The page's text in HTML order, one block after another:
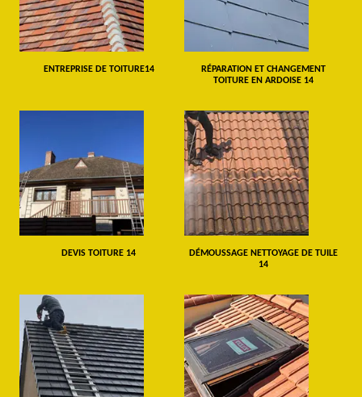
ENTREPRISE DE TOITURE14
RÉPARATION ET CHANGEMENT
TOITURE EN ARDOISE 14
DEVIS TOITURE 14
DÉMOUSSAGE NETTOYAGE DE TUILE
14